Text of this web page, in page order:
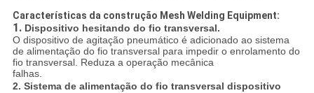
Características da construção Mesh Welding Equipment:
1. Dispositivo hesitando do fio transversal.
O dispositivo de agitação pneumático é adicionado ao sistema
de alimentação do fio transversal para impedir o enrolamento do
fio transversal. Reduza a operação mecânica
falhas.
2. Sistema de alimentação do fio transversal dispositivo